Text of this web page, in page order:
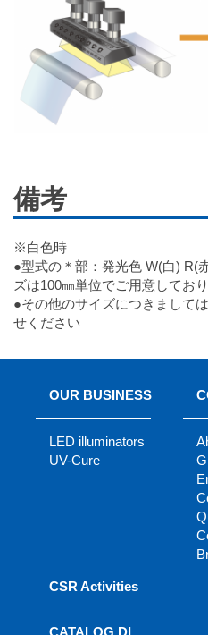
備考
※白色時
●型式の＊部：発光色 W(白)
ズは100㎜単位でご用意してお
●その他のサイズにつきまして
せください
OUR BUSINESS
LED illuminators
UV-Cure
CSR Activities
CATALOG DL